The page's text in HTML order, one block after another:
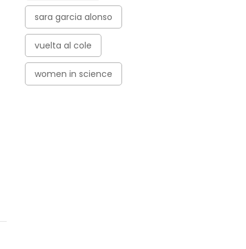
sara garcia alonso
vuelta al cole
women in science